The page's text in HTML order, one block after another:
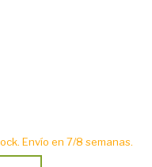
Envío en 7/8 semanas.